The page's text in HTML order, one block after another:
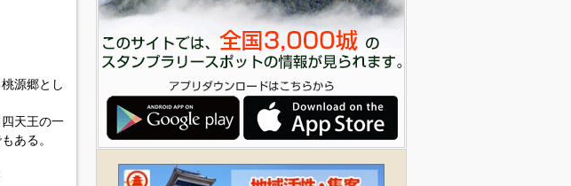
源郷とし
天王の一
ある。